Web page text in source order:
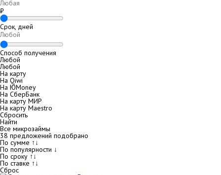
₽
Срок, дней
Способ получения
Любой
Любой
На карту
На Qiwi
На ЮMoney
На СберБанк
На карту МИР
На карту Maestro
Сбросить
Найти
Все микрозаймы
38 предложений подобрано
По сумме ↑↓
По популярности ↓
По сроку ↑↓
По ставке ↑↓
Сброс